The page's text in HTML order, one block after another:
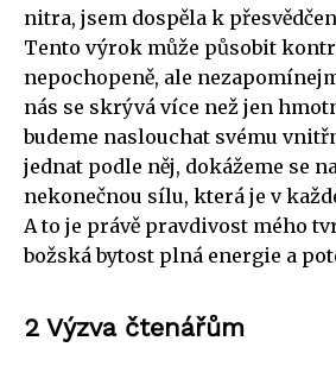
nitra, jsem dospěla k
Tento výrok může působit
nepochopeně, ale
nás se skrývá více než jen
budeme naslouchat svému
jednat podle něj, dokážeme se
nekonečnou sílu, která je v
A to je právě pravdivost mého
božská bytost plná energie a
2 Výzva čtenářům